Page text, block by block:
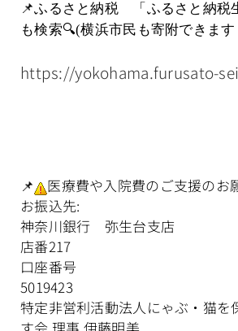
📌ふるさと納税 「ふるさと納
も検索🔍(横浜市民も寄附できます
https://yokohama.furusato-
📌
医療費や入院費のご支援のお
お振込先:
神奈川銀行 弥生台支店
店番217
口座番号
5019423
特定非営利活動法人にゃぶ・猫を